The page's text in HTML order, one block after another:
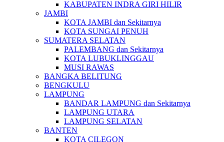
KABUPATEN INDRA GIRI HILIR
JAMBI
KOTA JAMBI dan Sekitarnya
KOTA SUNGAI PENUH
SUMATERA SELATAN
PALEMBANG dan Sekitarnya
KOTA LUBUKLINGGAU
MUSI RAWAS
BANGKA BELITUNG
BENGKULU
LAMPUNG
BANDAR LAMPUNG dan Sekitarnya
LAMPUNG UTARA
LAMPUNG SELATAN
BANTEN
KOTA CILEGON